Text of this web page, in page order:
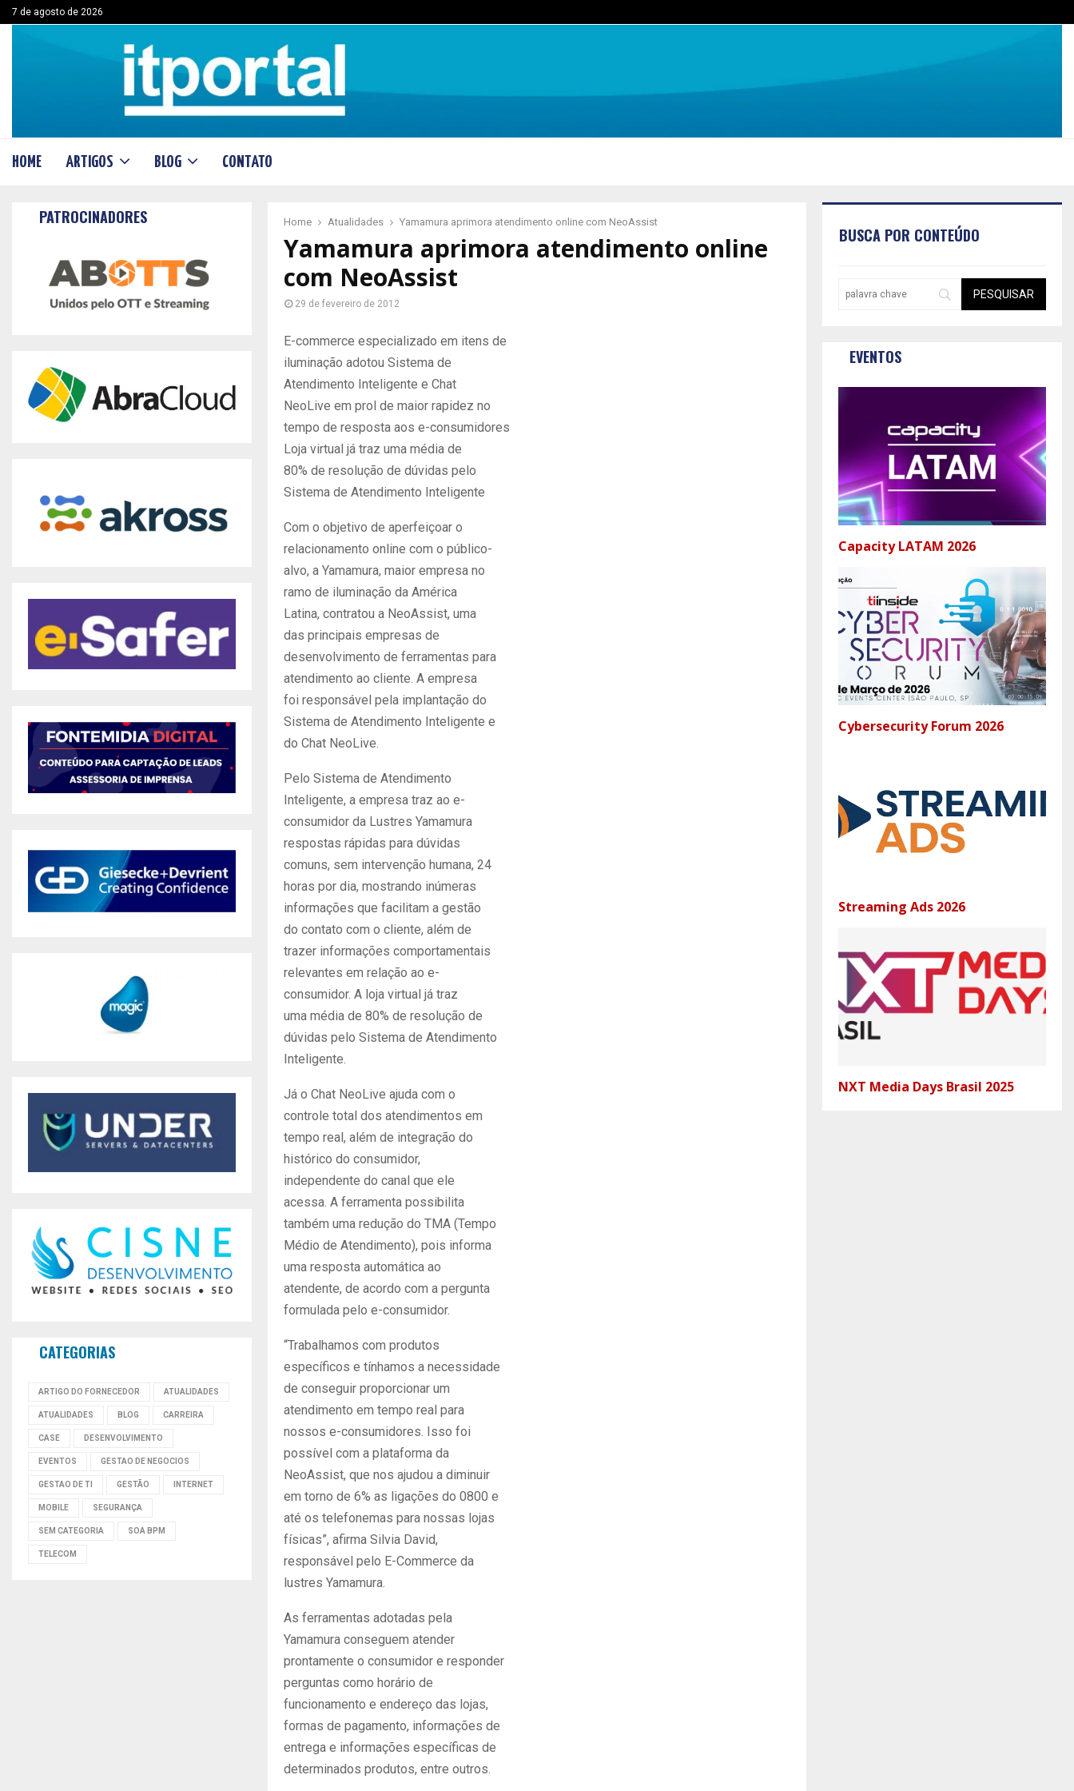
7 de agosto de 2026
HOME ARTIGOS BLOG CONTATO
Home Atualidades Yamamura aprimora atendimento online com NeoAssist
Yamamura aprimora atendimento online
com NeoAssist
29 de fevereiro de 2012
E-commerce especializado em itens de
iluminação adotou Sistema de
Atendimento Inteligente e Chat
NeoLive em prol de maior rapidez no
tempo de resposta aos e-consumidores
Loja virtual já traz uma média de
80% de resolução de dúvidas pelo
Sistema de Atendimento Inteligente
Com o objetivo de aperfeiçoar o
relacionamento online com o público-
alvo, a Yamamura, maior empresa no
ramo de iluminação da América
Latina, contratou a NeoAssist, uma
das principais empresas de
desenvolvimento de ferramentas para
atendimento ao cliente. A empresa
foi responsável pela implantação do
Sistema de Atendimento Inteligente e
do Chat NeoLive.
Pelo Sistema de Atendimento
Inteligente, a empresa traz ao e-
consumidor da Lustres Yamamura
respostas rápidas para dúvidas
comuns, sem intervenção humana, 24
horas por dia, mostrando inúmeras
informações que facilitam a gestão
do contato com o cliente, além de
trazer informações comportamentais
relevantes em relação ao e-
consumidor. A loja virtual já traz
uma média de 80% de resolução de
dúvidas pelo Sistema de Atendimento
Inteligente.
Já o Chat NeoLive ajuda com o
controle total dos atendimentos em
tempo real, além de integração do
histórico do consumidor,
independente do canal que ele
acessa. A ferramenta possibilita
também uma redução do TMA (Tempo
Médio de Atendimento), pois informa
uma resposta automática ao
atendente, de acordo com a pergunta
formulada pelo e-consumidor.
“Trabalhamos com produtos
específicos e tínhamos a necessidade
de conseguir proporcionar um
atendimento em tempo real para
nossos e-consumidores. Isso foi
possível com a plataforma da
NeoAssist, que nos ajudou a diminuir
em torno de 6% as ligações do 0800 e
até os telefonemas para nossas lojas
físicas”, afirma Silvia David,
responsável pelo E-Commerce da
lustres Yamamura.
As ferramentas adotadas pela
Yamamura conseguem atender
prontamente o consumidor e responder
perguntas como horário de
funcionamento e endereço das lojas,
formas de pagamento, informações de
entrega e informações específicas de
determinados produtos, entre outros.
PATROCINADORES
CATEGORIAS
ARTIGO DO FORNECEDOR ATUALIDADES
ATUALIDADES BLOG CARREIRA
CASE DESENVOLVIMENTO
EVENTOS GESTAO DE NEGOCIOS
GESTAO DE TI GESTÃO INTERNET
MOBILE SEGURANÇA
SEM CATEGORIA SOA BPM
TELECOM
BUSCA POR CONTEÚDO
EVENTOS
Capacity LATAM 2026
Cybersecurity Forum 2026
Streaming Ads 2026
NXT Media Days Brasil 2025